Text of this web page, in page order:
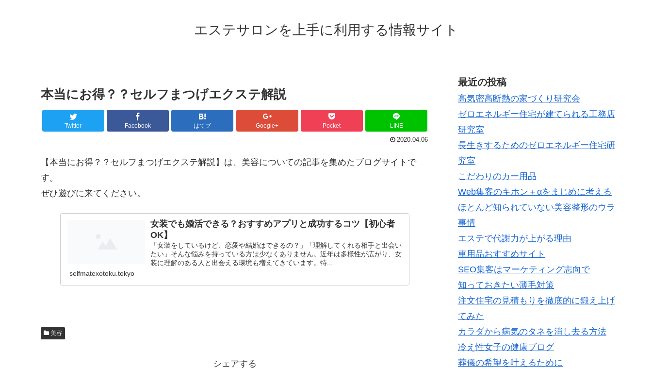
エステサロンを上手に利用する情報サイト
本当にお得？？セルフまつげエクステ解説
Twitter Facebook はてブ Google+ Pocket LINE
2020.04.06
【本当にお得？？セルフまつげエクステ解説】は、美容についての記事を集めたブログサイトで
す。
ぜひ遊びに来てください。
女装でも婚活できる？おすすめアプリと成功するコツ【初心者
OK】
「女装をしているけど、恋愛や結婚はできるの？」「理解してくれる相手と出会い
たい」そんな悩みを持っている方は少なくありません。近年は多様性が広がり、女
装に理解のある人と出会える環境も増えてきています。特...
selfmatexotoku.tokyo
美容
シェアする
最近の投稿
高気密高断熱の家づくり研究会
ゼロエネルギー住宅が建てられる工務店
研究室
長生きするためのゼロエネルギー住宅研
究室
こだわりのカー用品
Web集客のキホン＋αをまじめに考える
ほとんど知られていない美容整形のウラ
事情
エステで代謝力が上がる理由
車用品おすすめサイト
SEO集客はマーケティング志向で
知っておきたい薄毛対策
注文住宅の見積もりを徹底的に鍛え上げ
てみた
カラダから病気のタネを消し去る方法
冷え性女子の健康ブログ
葬儀の希望を叶えるために